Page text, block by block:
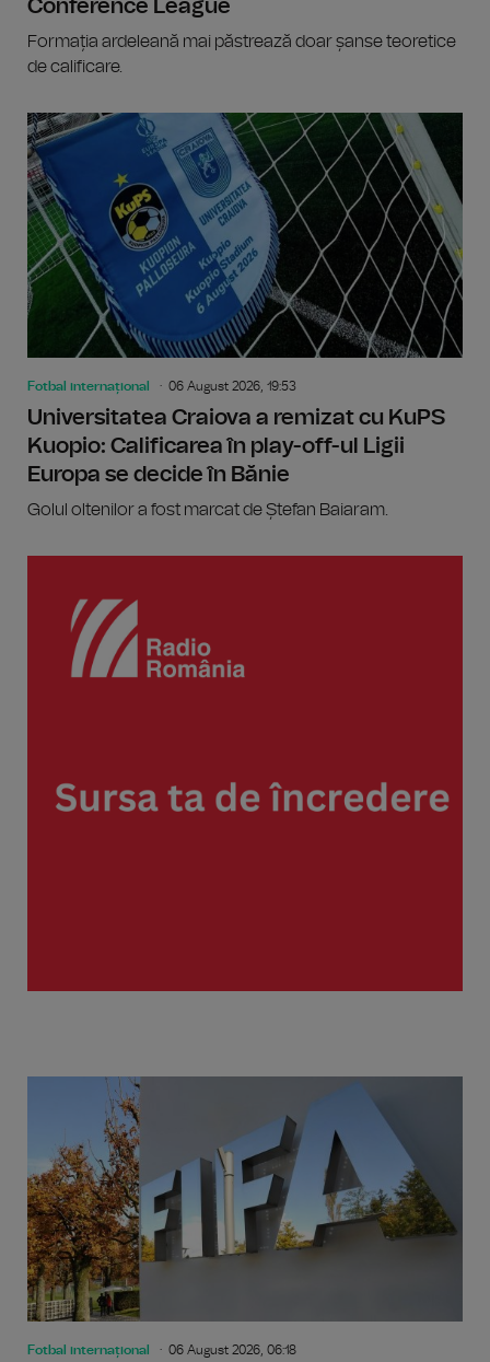
Conference League
Formația ardeleană mai păstrează doar șanse teoretice
de calificare.
Fotbal internațional 06 August 2026, 19:53
Universitatea Craiova a remizat cu KuPS
Kuopio: Calificarea în play-off-ul Ligii
Europa se decide în Bănie
Golul oltenilor a fost marcat de Ștefan Baiaram.
Fotbal internațional 06 August 2026, 06:18